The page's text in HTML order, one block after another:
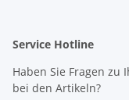
Service Hotline
Haben Sie Fragen zu
bei den Artikeln?